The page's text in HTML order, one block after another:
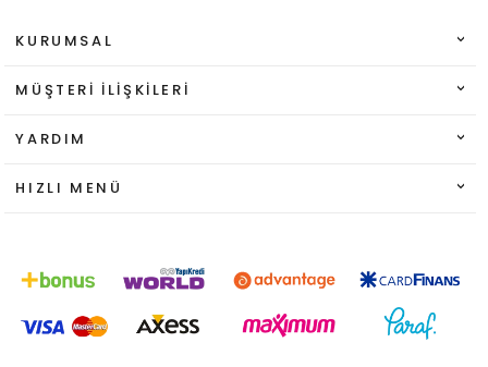
KURUMSAL
MÜŞTERI İLIŞKILERI
YARDIM
HIZLI MENÜ